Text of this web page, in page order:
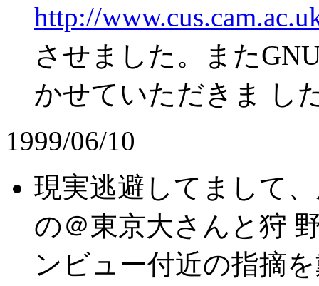
http://
させました。また
かせていただきま し
1999/06/10
現実逃避してまして
の＠東京大さんと狩
ンビュー付近の指摘